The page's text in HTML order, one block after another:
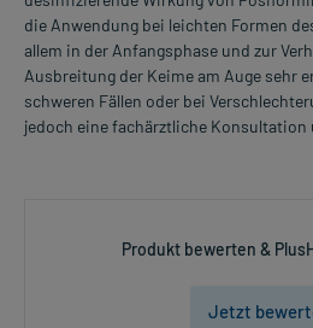
Eine vom Arzt verordnete Dosierung
Packungsbeilage abweichen. Da der
sollten Sie das Arzneimittel daher nach
anwenden.
- Überempfindlichkeit gegen die
- Schwangerschaft: Wenden Sie sich
die Anwendung bei leichten Formen
allem in der Anfangsphase und zur
Ausbreitung der Keime am Auge sehr
schweren Fällen oder bei
jedoch eine fachärztliche Konsultation
Produkt bewerten &
Jetzt